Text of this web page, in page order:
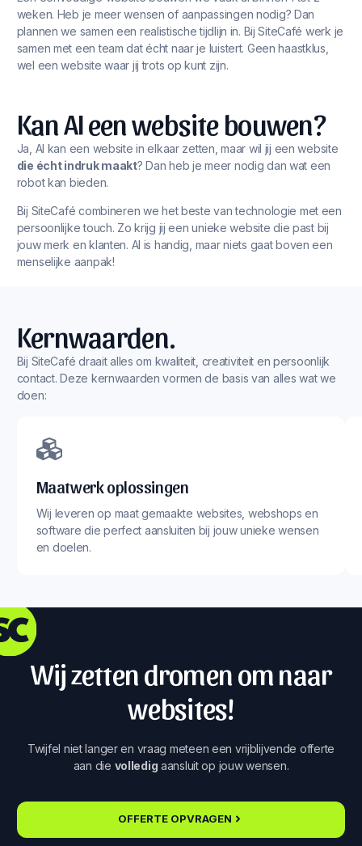
weken. Heb je meer wensen of aanpassingen nodig? Dan
plannen we samen een realistische tijdlijn in. Bij SiteCafé werk je
samen met een team dat écht naar je luistert. Geen haastklus,
wel een website waar jij trots op kunt zijn.
Kan AI een website bouwen?
Ja, AI kan een website in elkaar zetten, maar wil jij een website
die écht indruk maakt? Dan heb je meer nodig dan wat een
robot kan bieden.
Bij SiteCafé combineren we het beste van technologie met een
persoonlijke touch. Zo krijg jij een unieke website die past bij
jouw merk en klanten. AI is handig, maar niets gaat boven een
menselijke aanpak!
Kernwaarden.
Bij SiteCafé draait alles om kwaliteit, creativiteit en persoonlijk
contact. Deze kernwaarden vormen de basis van alles wat we
doen:
Maatwerk oplossingen
Wij leveren op maat gemaakte websites, webshops en
software die perfect aansluiten bij jouw unieke wensen
en doelen.
Wij zetten dromen om naar
websites!
Twijfel niet langer en vraag meteen een vrijblijvende offerte
aan die volledig aansluit op jouw wensen.
OFFERTE OPVRAGEN